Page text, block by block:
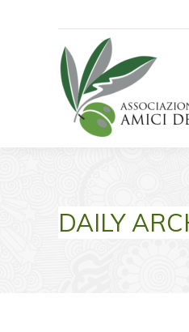
DAILY